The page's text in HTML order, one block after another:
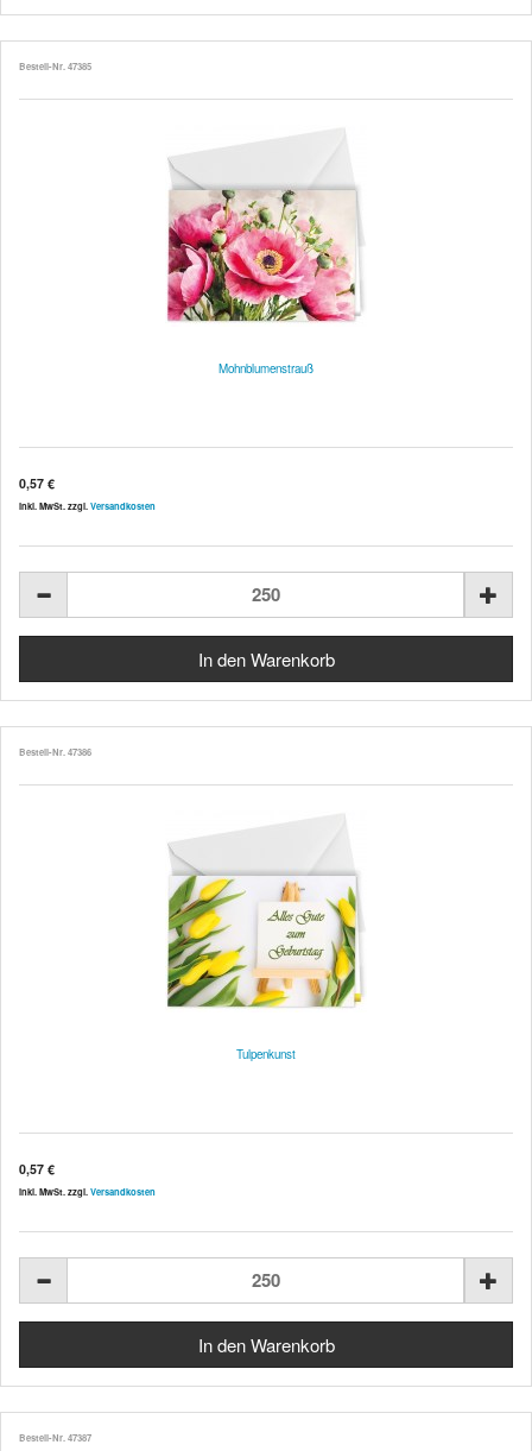
Bestell-Nr. 47385
Mohnblumenstrauß
0,57 €
inkl. MwSt. zzgl. Versandkosten
Bestell-Nr. 47386
Tulpenkunst
0,57 €
inkl. MwSt. zzgl. Versandkosten
Bestell-Nr. 47387